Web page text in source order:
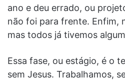
ano e deu errado, ou
não foi para frente. Enfim,
mas todos já tivemos
Essa fase, ou estágio, é o
sem Jesus. Trabalhamos,